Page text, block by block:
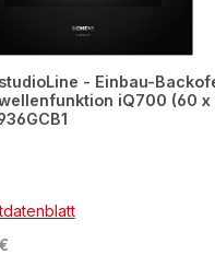
- Einbau-
iQ700 (60 x